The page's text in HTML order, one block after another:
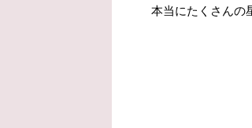
本当にたくさんの